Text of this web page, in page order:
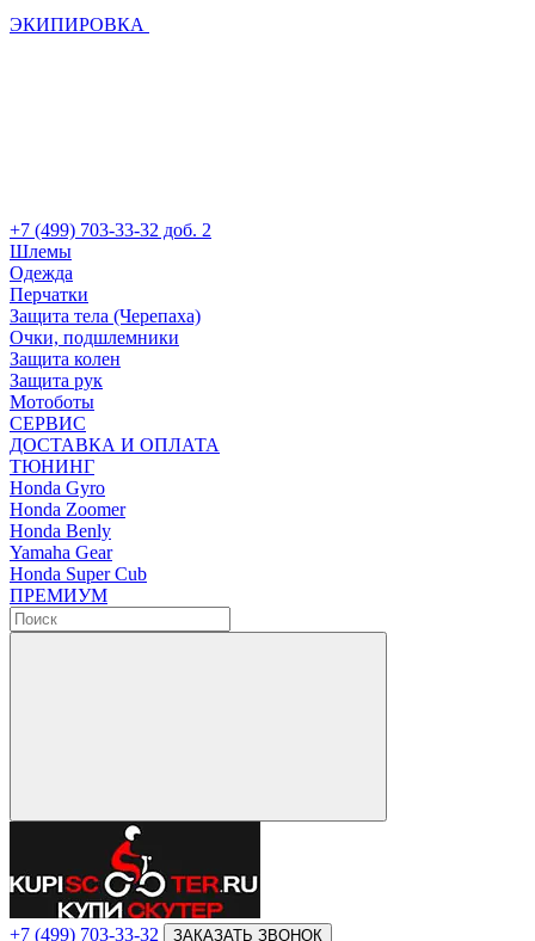
ЭКИПИРОВКА
+7 (499) 703-33-32 доб. 2
Шлемы
Одежда
Перчатки
Защита тела (Черепаха)
Очки, подшлемники
Защита колен
Защита рук
Мотоботы
СЕРВИС
ДОСТАВКА И ОПЛАТА
ТЮНИНГ
Honda Gyro
Honda Zoomer
Honda Benly
Yamaha Gear
Honda Super Cub
ПРЕМИУМ
+7 (499) 703-33-32 ЗАКАЗАТЬ ЗВОНОК